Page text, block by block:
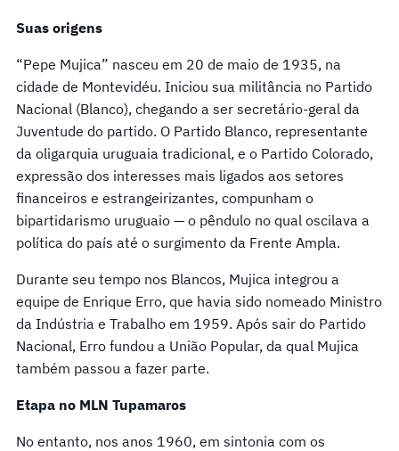
Suas origens
“Pepe Mujica” nasceu em 20 de maio de 1935, na
cidade de Montevidéu. Iniciou sua militância no Partido
Nacional (Blanco), chegando a ser secretário-geral da
Juventude do partido. O Partido Blanco, representante
da oligarquia uruguaia tradicional, e o Partido Colorado,
expressão dos interesses mais ligados aos setores
financeiros e estrangeirizantes, compunham o
bipartidarismo uruguaio — o pêndulo no qual oscilava a
política do país até o surgimento da Frente Ampla.
Durante seu tempo nos Blancos, Mujica integrou a
equipe de Enrique Erro, que havia sido nomeado Ministro
da Indústria e Trabalho em 1959. Após sair do Partido
Nacional, Erro fundou a União Popular, da qual Mujica
também passou a fazer parte.
Etapa no MLN Tupamaros
No entanto, nos anos 1960, em sintonia com os